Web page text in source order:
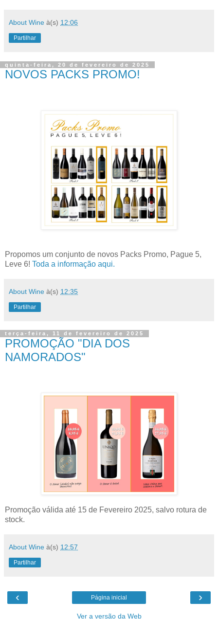
About Wine à(s) 12:06
Partilhar
quinta-feira, 20 de fevereiro de 2025
NOVOS PACKS PROMO!
Propomos um conjunto de novos Packs Promo, Pague 5,
Leve 6! Toda a informação aqui.
About Wine à(s) 12:35
Partilhar
terça-feira, 11 de fevereiro de 2025
PROMOÇÃO "DIA DOS
NAMORADOS"
Promoção válida até 15 de Fevereiro 2025, salvo rotura de
stock.
About Wine à(s) 12:57
Partilhar
‹ ›
Página inicial
Ver a versão da Web